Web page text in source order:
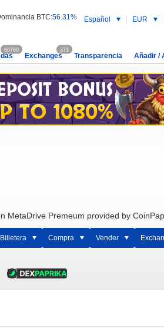
BTC:56.31% Español EUR
60760
Exchanges
371
Transparencia Añadir /
MetaDrive Premeum provided by
Billetera Compra Vender